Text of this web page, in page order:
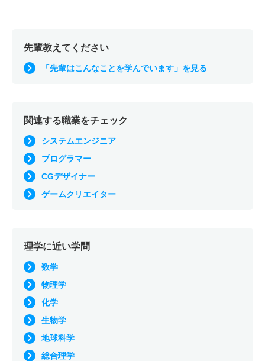
先輩教えてください
「先輩はこんなことを学んでいます」を見る
関連する職業をチェック
システムエンジニア
プログラマー
CGデザイナー
ゲームクリエイター
理学に近い学問
数学
物理学
化学
生物学
地球科学
総合理学